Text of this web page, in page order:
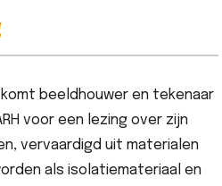
beeldhouwer en tekenaar
voor een lezing over zijn
vervaardigd uit materialen
als isolatiemateriaal en